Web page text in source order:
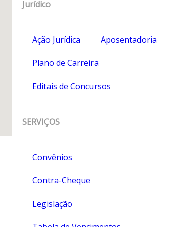
Jurídico
Ação Jurídica Aposentadoria
Plano de Carreira
Editais de Concursos
SERVIÇOS
Convênios
Contra-Cheque
Legislação